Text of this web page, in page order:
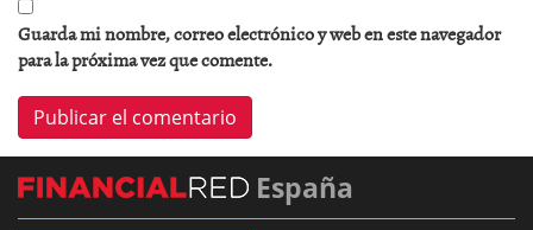
Guarda mi nombre, correo electrónico y web en este navegador
para la próxima vez que comente.
España